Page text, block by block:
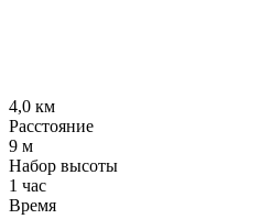
4,0 км
Расстояние
9 м
Набор высоты
1 час
Время